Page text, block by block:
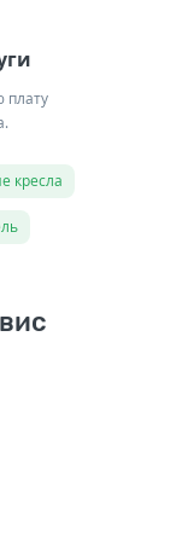
плату
кресла